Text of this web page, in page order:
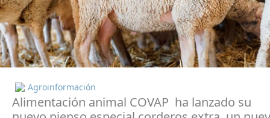
Agroinformación
Alimentación animal COVAP ha lanzado su